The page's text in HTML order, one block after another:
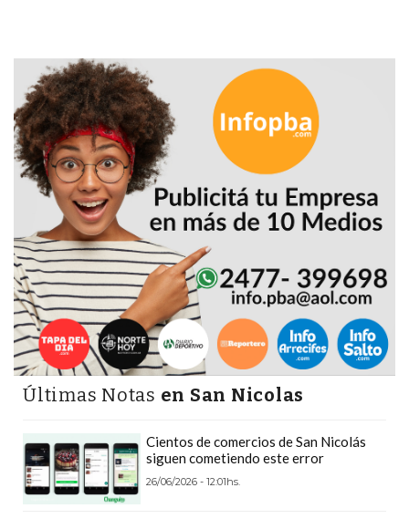
CHANGUITO.COM.AR
Y
CÓMO
FUNCIONA:
CREAR
TIENDAS
ONLINE
CON
PEDIDOS
POR
WHATSAPP
TIENDA
ONLINE
GRATIS
ARGENTINA:
CHANGUITO.COM.AR
VS
Últimas Notas en San Nicolas
Cientos de comercios de San Nicolás
siguen cometiendo este error
26/06/2026 - 12:01hs.